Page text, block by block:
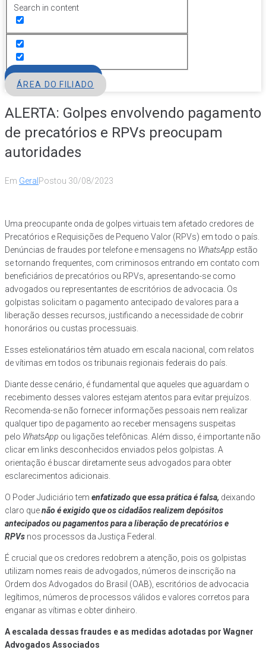
Search in content
ÁREA DO FILIADO
ALERTA: Golpes envolvendo pagamento
de precatórios e RPVs preocupam
autoridades
Em Geral Postou 30/08/2023
Uma preocupante onda de golpes virtuais tem afetado credores de
Precatórios e Requisições de Pequeno Valor (RPVs) em todo o país.
Denúncias de fraudes por telefone e mensagens no WhatsApp estão
se tornando frequentes, com criminosos entrando em contato com
beneficiários de precatórios ou RPVs, apresentando-se como
advogados ou representantes de escritórios de advocacia. Os
golpistas solicitam o pagamento antecipado de valores para a
liberação desses recursos, justificando a necessidade de cobrir
honorários ou custas processuais.
Esses estelionatários têm atuado em escala nacional, com relatos
de vítimas em todos os tribunais regionais federais do país.
Diante desse cenário, é fundamental que aqueles que aguardam o
recebimento desses valores estejam atentos para evitar prejuízos.
Recomenda-se não fornecer informações pessoais nem realizar
qualquer tipo de pagamento ao receber mensagens suspeitas
pelo WhatsApp ou ligações telefônicas. Além disso, é importante não
clicar em links desconhecidos enviados pelos golpistas. A
orientação é buscar diretamente seus advogados para obter
esclarecimentos adicionais.
O Poder Judiciário tem enfatizado que essa prática é falsa, deixando
claro quenão é exigido que os cidadãos realizem depósitos
antecipados ou pagamentos para a liberação de precatórios e
RPVs nos processos da Justiça Federal.
É crucial que os credores redobrem a atenção, pois os golpistas
utilizam nomes reais de advogados, números de inscrição na
Ordem dos Advogados do Brasil (OAB), escritórios de advocacia
legítimos, números de processos válidos e valores corretos para
enganar as vítimas e obter dinheiro.
A escalada dessas fraudes e as medidas adotadas por Wagner
Advogados Associados